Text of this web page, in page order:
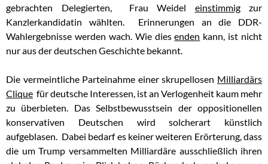
gebrachten Delegierten, Frau Weidel einstimmigzur
Kanzlerkandidatin wählten. Erinnerungen an die DDR-
Wahlergebnisse werden wach. Wie diesenden kann, ist nicht
nur aus der deutschen Geschichte bekannt.
Die vermeintliche Parteinahme einer skrupellosen Milliardärs
Clique für deutsche Interessen, ist an Verlogenheit kaum mehr
zu überbieten. Das Selbstbewusstsein der oppositionellen
konservativen Deutschen wird solcherart künstlich
aufgeblasen. Dabei bedarf es keiner weiteren Erörterung, dass
die um Trump versammelten Milliardäre ausschließlich ihren